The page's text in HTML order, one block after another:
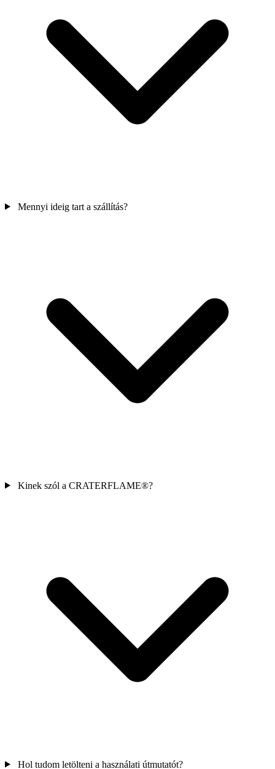
Mennyi ideig tart a szállítás?
Kinek szól a CRATERFLAME®?
Hol tudom letölteni a használati útmutatót?